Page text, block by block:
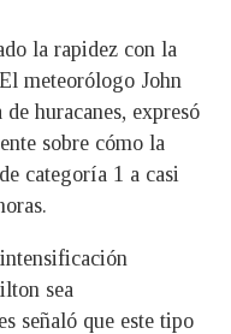
la rapidez con la
meteorólogo John
huracanes, expresó
sobre cómo la
categoría 1 a casi
sea
señaló que este tipo